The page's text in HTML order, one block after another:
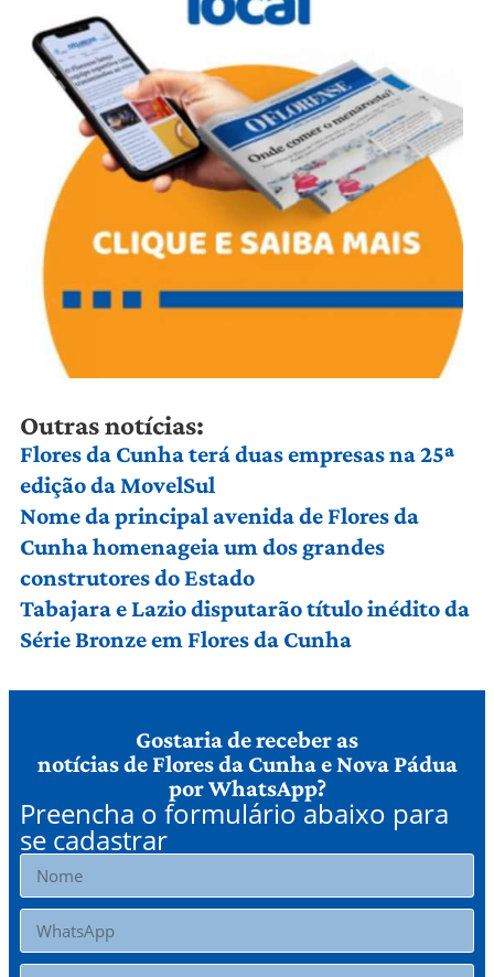
Outras notícias:
Flores da Cunha terá duas empresas na 25ª
edição da MovelSul
Nome da principal avenida de Flores da
Cunha homenageia um dos grandes
construtores do Estado
Tabajara e Lazio disputarão título inédito da
Série Bronze em Flores da Cunha
Gostaria de receber as
notícias de Flores da Cunha e Nova Pádua
por WhatsApp?
Preencha o formulário abaixo para
se cadastrar